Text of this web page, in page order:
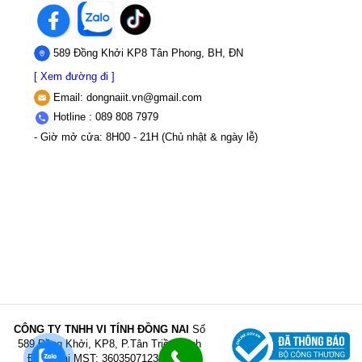
589 Đồng Khởi KP8 Tân Phong, BH, ĐN
[ Xem đường đi ]
Email: dongnaiit.vn@gmail.com
Hotline : 089 808 7979
- Giờ mở cửa: 8H00 - 21H (Chủ nhật & ngày lễ)
CÔNG TY TNHH VI TÍNH ĐỒNG NAI Số
589,Đồng Khởi, KP8, P.Tân Triều, Tỉnh
Đồng Nai MST: 3603507123 Sở Kế